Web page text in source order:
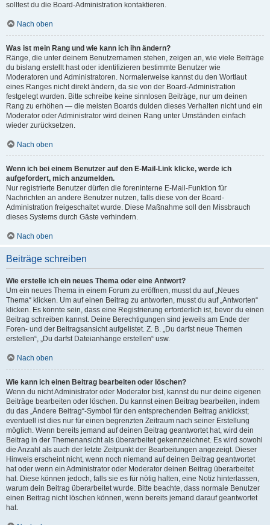
solltest du die Board-Administration kontaktieren.
Nach oben
Was ist mein Rang und wie kann ich ihn ändern?
Ränge, die unter deinem Benutzernamen stehen, zeigen an, wie viele Beiträge
du bislang erstellt hast oder identifizieren bestimmte Benutzer wie
Moderatoren und Administratoren. Normalerweise kannst du den Wortlaut
eines Ranges nicht direkt ändern, da sie von der Board-Administration
festgelegt wurden. Bitte schreibe keine sinnlosen Beiträge, nur um deinen
Rang zu erhöhen — die meisten Boards dulden dieses Verhalten nicht und ein
Moderator oder Administrator wird deinen Rang unter Umständen einfach
wieder zurücksetzen.
Nach oben
Wenn ich bei einem Benutzer auf den E-Mail-Link klicke, werde ich
aufgefordert, mich anzumelden.
Nur registrierte Benutzer dürfen die foreninterne E-Mail-Funktion für
Nachrichten an andere Benutzer nutzen, falls diese von der Board-
Administration freigeschaltet wurde. Diese Maßnahme soll den Missbrauch
dieses Systems durch Gäste verhindern.
Nach oben
Beiträge schreiben
Wie erstelle ich ein neues Thema oder eine Antwort?
Um ein neues Thema in einem Forum zu eröffnen, musst du auf „Neues
Thema“ klicken. Um auf einen Beitrag zu antworten, musst du auf „Antworten“
klicken. Es könnte sein, dass eine Registrierung erforderlich ist, bevor du einen
Beitrag schreiben kannst. Deine Berechtigungen sind jeweils am Ende der
Foren- und der Beitragsansicht aufgelistet. Z. B. „Du darfst neue Themen
erstellen“, „Du darfst Dateianhänge erstellen“ usw.
Nach oben
Wie kann ich einen Beitrag bearbeiten oder löschen?
Wenn du nicht Administrator oder Moderator bist, kannst du nur deine eigenen
Beiträge bearbeiten oder löschen. Du kannst einen Beitrag bearbeiten, indem
du das „Ändere Beitrag“-Symbol für den entsprechenden Beitrag anklickst;
eventuell ist dies nur für einen begrenzten Zeitraum nach seiner Erstellung
möglich. Wenn bereits jemand auf deinen Beitrag geantwortet hat, wird dein
Beitrag in der Themenansicht als überarbeitet gekennzeichnet. Es wird sowohl
die Anzahl als auch der letzte Zeitpunkt der Bearbeitungen angezeigt. Dieser
Hinweis erscheint nicht, wenn noch niemand auf deinen Beitrag geantwortet
hat oder wenn ein Administrator oder Moderator deinen Beitrag überarbeitet
hat. Diese können jedoch, falls sie es für nötig halten, eine Notiz hinterlassen,
warum dein Beitrag überarbeitet wurde. Bitte beachte, dass normale Benutzer
einen Beitrag nicht löschen können, wenn bereits jemand darauf geantwortet
hat.